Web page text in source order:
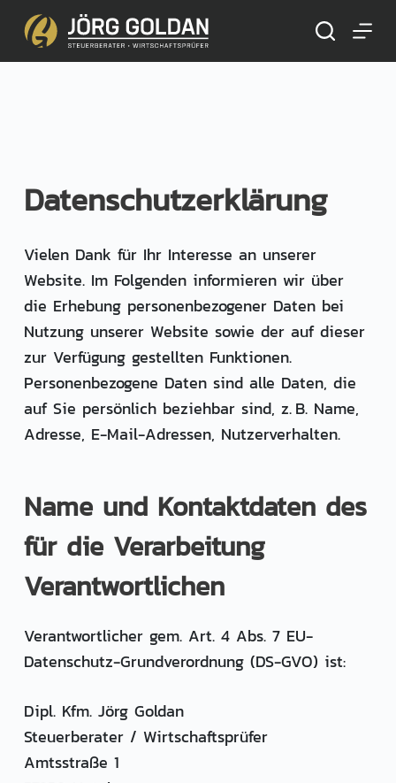
Z
p
n
g
e
n
Datenschutzerklärung
Vielen Dank für Ihr Interesse an unserer
Website. Im Folgenden informieren wir über
die Erhebung personenbezogener Daten bei
Nutzung unserer Website sowie der auf dieser
zur Verfügung gestellten Funktionen.
Personenbezogene Daten sind alle Daten, die
auf Sie persönlich beziehbar sind, z. B. Name,
Adresse, E-Mail-Adressen, Nutzerverhalten.
Name und Kontaktdaten des
für die Verarbeitung
Verantwortlichen
Verantwortlicher gem. Art. 4 Abs. 7 EU-
Datenschutz-Grundverordnung (DS-GVO) ist:
Dipl. Kfm. Jörg Goldan
Steuerberater / Wirtschaftsprüfer
Amtsstraße 1